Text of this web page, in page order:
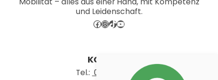
und Leidenschaft.
Facebook
Instagram
TikTok
YouTube
KONTAKT
Tel.: 07131 724460